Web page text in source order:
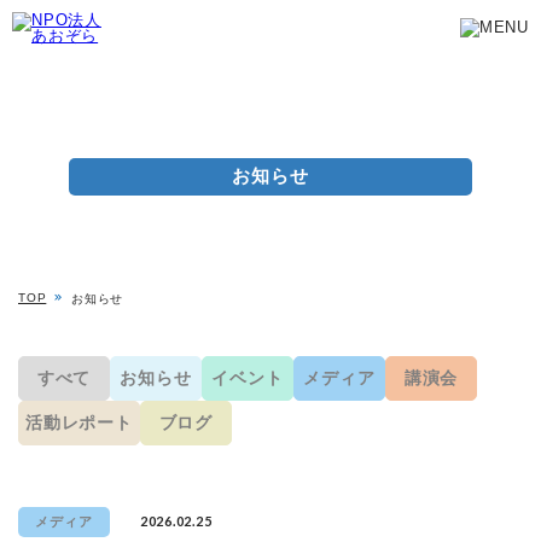
お知らせ
TOP お知らせ
すべて お知らせ イベント メディア 講演会
活動レポート ブログ
メディア 2026.02.25